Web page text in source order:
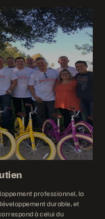
professionnel, la
durable, et
à celui du